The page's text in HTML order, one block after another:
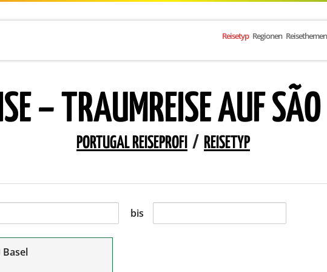
Reisetyp Regionen Reisethemen
– TRAUMREISE AUF
PORTUGAL REISEPROFI / REISETYP
bis
Basel